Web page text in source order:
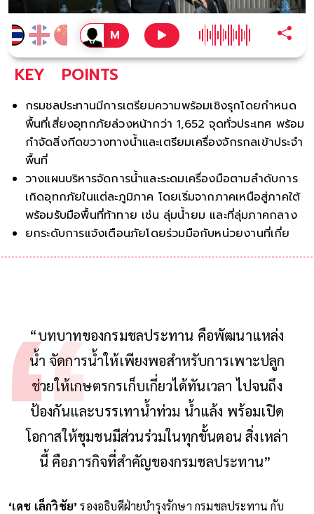
KEY POINTS
กรมชลประทานมีการเตรียมความพร้อมเชิงรุกโดยกำหนด
พื้นที่เสี่ยงอุทกภัยล่วงหน้ากว่า 1,652 จุดทั่วประเทศ พร้อม
กำจัดสิ่งกีดขวางทางน้ำและเตรียมเครื่องจักรกลเข้าประจำ
พื้นที่
วางแผนบริหารจัดการน้ำและระดมเครื่องมือตามลำดับการ
เกิดอุทกภัยในแต่ละภูมิภาค โดยเริ่มจากภาคเหนือสู่ภาคใต้
พร้อมรับมือพื้นที่ท้าทาย เช่น ลุ่มน้ำยม และที่ลุ่มภาคกลาง
ยกระดับการแจ้งเตือนภัยโดยร่วมมือกับหน่วยงานที่
“บทบาทของกรมชลประทาน คือพัฒนาแหล่ง
น้ำ จัดการน้ำให้เพียงพอสำหรับการเพาะปลูก
ช่วยให้เกษตรกรเก็บเกี่ยวได้ทันเวลา ไปจนถึง
ป้องกันและบรรเทาน้ำท่วม น้ำแล้ง พร้อมเปิด
โอกาสให้ชุมชนมีส่วนร่วมในทุกขั้นตอน สิ่งเหล่า